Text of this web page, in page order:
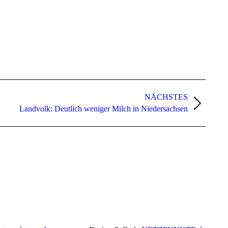
NÄCHSTES
Landvolk: Deutlich weniger Milch in Niedersachsen